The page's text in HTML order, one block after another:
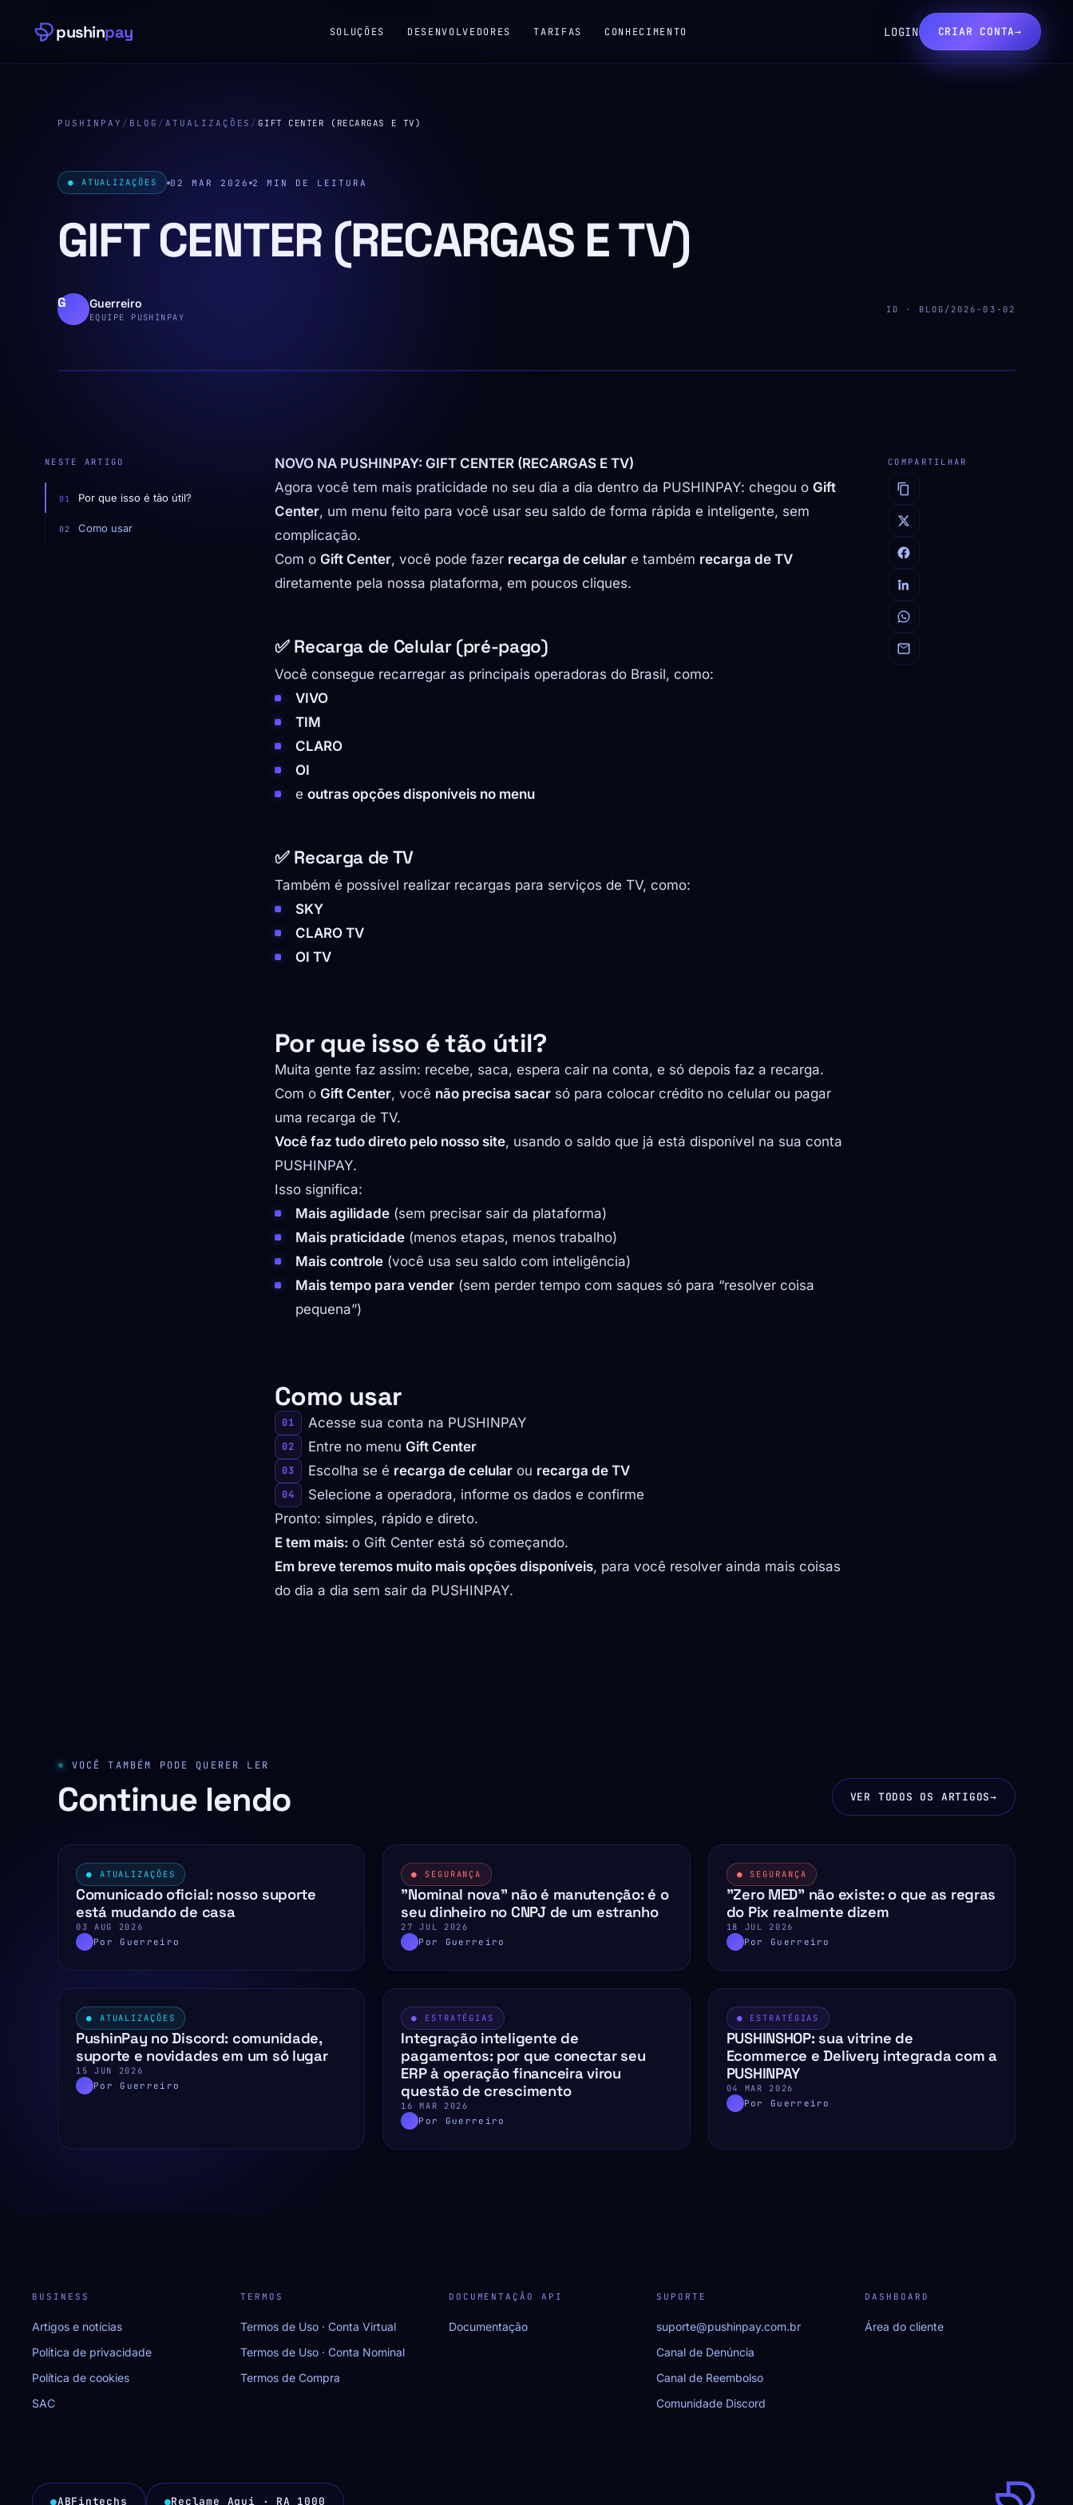
pushinpay SOLUÇÕES DESENVOLVEDORES TARIFAS CONHECIMENTO LOGIN CRIAR CONTA→
PUSHINPAY / BLOG / ATUALIZAÇÕES / GIFT CENTER (RECARGAS E TV)
● ATUALIZAÇÕES 02 MAR 2026 2 MIN DE LEITURA
GIFT CENTER (RECARGAS E TV)
Guerreiro
EQUIPE PUSHINPAY
ID · BLOG/2026-03-02
NESTE ARTIGO
Por que isso é tão útil?
Como usar
NOVO NA PUSHINPAY: GIFT CENTER (RECARGAS E TV)
Agora você tem mais praticidade no seu dia a dia dentro da PUSHINPAY: chegou o Gift
Center, um menu feito para você usar seu saldo de forma rápida e inteligente, sem
complicação.
Com o Gift Center, você pode fazer recarga de celular e também recarga de TV
diretamente pela nossa plataforma, em poucos cliques.
✅ Recarga de Celular (pré-pago)
Você consegue recarregar as principais operadoras do Brasil, como:
VIVO
TIM
CLARO
OI
e outras opções disponíveis no menu
✅ Recarga de TV
Também é possível realizar recargas para serviços de TV, como:
SKY
CLARO TV
OI TV
Por que isso é tão útil?
Muita gente faz assim: recebe, saca, espera cair na conta, e só depois faz a recarga.
Com o Gift Center, você não precisa sacar só para colocar crédito no celular ou pagar
uma recarga de TV.
Você faz tudo direto pelo nosso site, usando o saldo que já está disponível na sua conta
PUSHINPAY.
Isso significa:
Mais agilidade (sem precisar sair da plataforma)
Mais praticidade (menos etapas, menos trabalho)
Mais controle (você usa seu saldo com inteligência)
Mais tempo para vender (sem perder tempo com saques só para “resolver coisa
pequena”)
Como usar
Acesse sua conta na PUSHINPAY
Entre no menu Gift Center
Escolha se é recarga de celular ou recarga de TV
Selecione a operadora, informe os dados e confirme
Pronto: simples, rápido e direto.
E tem mais: o Gift Center está só começando.
Em breve teremos muito mais opções disponíveis, para você resolver ainda mais coisas
do dia a dia sem sair da PUSHINPAY.
COMPARTILHAR
VOCÊ TAMBÉM PODE QUERER LER
Continue lendo VER TODOS OS ARTIGOS→
● ATUALIZAÇÕES
Comunicado oficial: nosso suporte
está mudando de casa
03 AUG 2026
Por Guerreiro
● SEGURANÇA
"Nominal nova" não é manutenção: é o
seu dinheiro no CNPJ de um estranho
27 JUL 2026
Por Guerreiro
● SEGURANÇA
"Zero MED" não existe: o que as regras
do Pix realmente dizem
18 JUL 2026
Por Guerreiro
● ATUALIZAÇÕES
PushinPay no Discord: comunidade,
suporte e novidades em um só lugar
15 JUN 2026
Por Guerreiro
● ESTRATÉGIAS
Integração inteligente de
pagamentos: por que conectar seu
ERP à operação financeira virou
questão de crescimento
16 MAR 2026
Por Guerreiro
● ESTRATÉGIAS
PUSHINSHOP: sua vitrine de
Ecommerce e Delivery integrada com a
PUSHINPAY
04 MAR 2026
Por Guerreiro
BUSINESS
Artigos e notícias
Política de privacidade
Política de cookies
SAC
TERMOS
Termos de Uso · Conta Virtual
Termos de Uso · Conta Nominal
Termos de Compra
DOCUMENTAÇÃO API
Documentação
SUPORTE
suporte@pushinpay.com.br
Canal de Denúncia
Canal de Reembolso
Comunidade Discord
DASHBOARD
Área do cliente
●ABFintechs ●Reclame Aqui · RA 1000